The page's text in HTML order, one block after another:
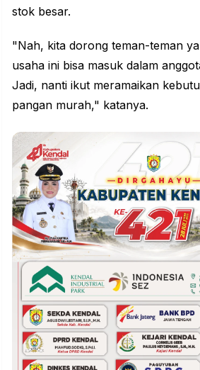
stok besar.
"Nah, kita dorong teman-teman
usaha ini bisa masuk dalam
Jadi, nanti ikut meramaikan
pangan murah," katanya.